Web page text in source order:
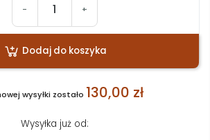
- +
Dodaj do koszyka
wysyłki zostało 130,00 zł
Wysyłka już od: